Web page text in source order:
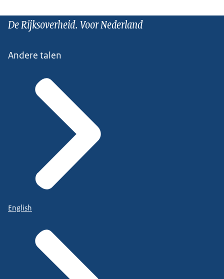
De Rijksoverheid. Voor Nederland
Andere talen
English